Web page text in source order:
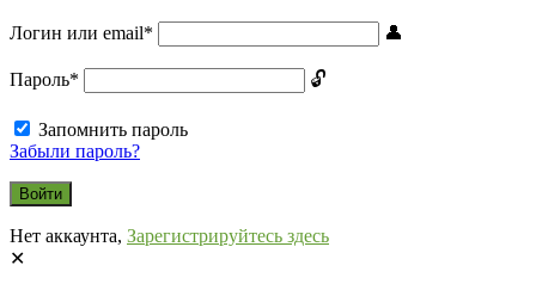
Логин или email*
Пароль*
Запомнить пароль
Забыли пароль?
Нет аккаунта, Зарегистрируйтесь здесь